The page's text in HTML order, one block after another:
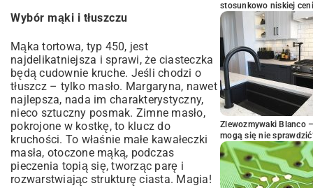
Wybór mąki i tłuszczu
Mąka tortowa, typ 450, jest
najdelikatniejsza i sprawi, że ciasteczka
będą cudownie kruche. Jeśli chodzi o
tłuszcz – tylko masło. Margaryna, nawet
najlepsza, nada im charakterystyczny,
nieco sztuczny posmak. Zimne masło,
pokrojone w kostkę, to klucz do
kruchości. To właśnie małe kawałeczki
masła, otoczone mąką, podczas
pieczenia topią się, tworząc parę i
rozwarstwiając strukturę ciasta. Magia!
stosunkowo niskiej
Zlewozmywaki Blanco
mogą się nie